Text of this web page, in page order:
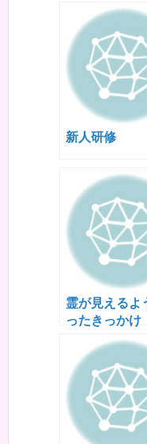
新人研修
霊が見えるよ
ったきっかけ